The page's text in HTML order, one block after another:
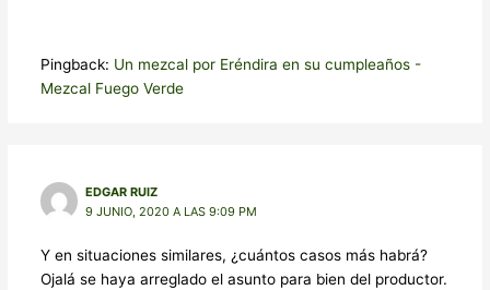
Pingback: Un mezcal por Eréndira en su cumpleaños -
Mezcal Fuego Verde
EDGAR RUIZ
9 JUNIO, 2020 A LAS 9:09 PM
Y en situaciones similares, ¿cuántos casos más habrá?
Ojalá se haya arreglado el asunto para bien del productor.